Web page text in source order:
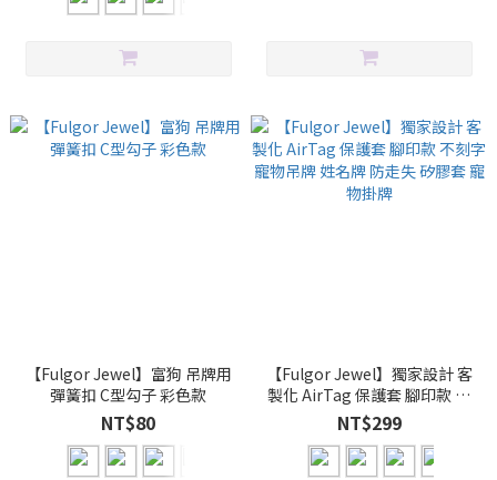
【Fulgor Jewel】富狗 吊牌用
彈簧扣 C型勾子 彩色款
NT$80
【Fulgor Jewel】獨家設計 客
製化 AirTag 保護套 腳印款 不
刻字 寵物吊牌 姓名牌 防走失 矽
膠套 寵物掛牌
NT$299